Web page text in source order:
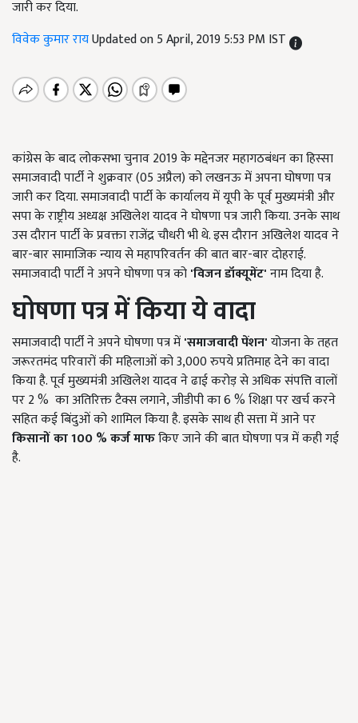
जारी कर दिया.
विवेक कुमार रायUpdated on 5 April, 2019 5:53 PM IST
कांग्रेस के बाद लोकसभा चुनाव 2019 के मद्देनजर महागठबंधन का हिस्सा
समाजवादी पार्टी ने शुक्रवार (05 अप्रैल) को लखनऊ में अपना घोषणा पत्र
जारी कर दिया. समाजवादी पार्टी के कार्यालय में यूपी के पूर्व मुख्यमंत्री और
सपा के राष्ट्रीय अध्यक्ष अखिलेश यादव ने घोषणा पत्र जारी किया. उनके साथ
उस दौरान पार्टी के प्रवक्ता राजेंद्र चौधरी भी थे. इस दौरान अखिलेश यादव ने
बार-बार सामाजिक न्याय से महापरिवर्तन की बात बार-बार दोहराई.
समाजवादी पार्टी ने अपने घोषणा पत्र को'विजन डॉक्यूमेंट'नाम दिया है.
घोषणा पत्र में किया ये वादा
समाजवादी पार्टी ने अपने घोषणा पत्र में'समाजवादी पेंशन'योजना के तहत
जरूरतमंद परिवारों की महिलाओं को 3,000 रुपये प्रतिमाह देने का वादा
किया है. पूर्व मुख्यमंत्री अखिलेश यादव ने ढाई करोड़ से अधिक संपत्ति वालों
पर 2 % का अतिरिक्त टैक्स लगाने, जीडीपी का 6 % शिक्षा पर खर्च करने
सहित कई बिंदुओं को शामिल किया है. इसके साथ ही सत्ता में आने पर
किसानों का100 %कर्ज माफकिए जाने की बात घोषणा पत्र में कही गई
है.